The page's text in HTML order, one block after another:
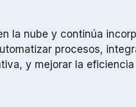
la nube y continúa
procesos,
y mejorar la eficiencia